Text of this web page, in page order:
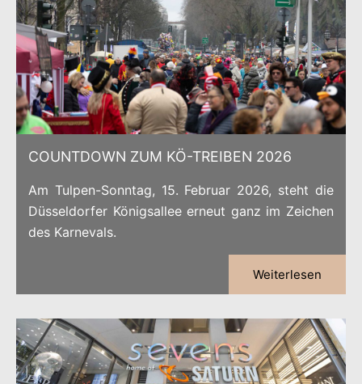
COUNTDOWN ZUM KÖ-TREIBEN 2026
Am Tulpen-Sonntag, 15. Februar 2026, steht die
Düsseldorfer Königsallee erneut ganz im Zeichen
des Karnevals.
Weiterlesen